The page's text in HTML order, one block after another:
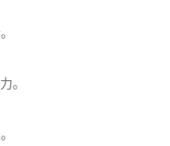
。